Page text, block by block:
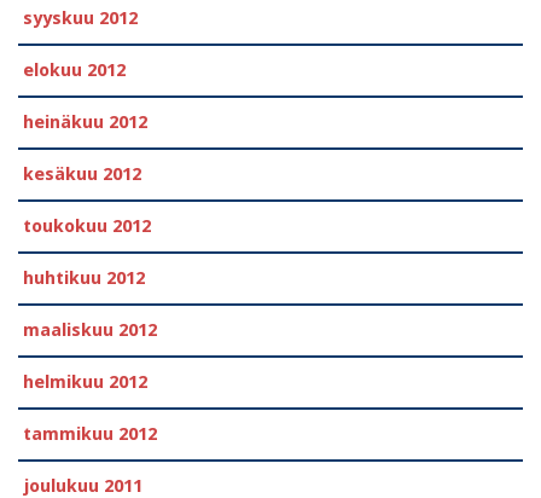
syyskuu 2012
elokuu 2012
heinäkuu 2012
kesäkuu 2012
toukokuu 2012
huhtikuu 2012
maaliskuu 2012
helmikuu 2012
tammikuu 2012
joulukuu 2011